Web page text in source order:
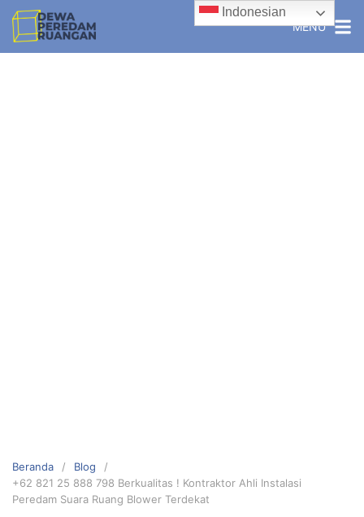
MENU
Beranda
Blog
+62 821 25 888 798 Berkualitas ! Kontraktor Ahli Instalasi
Peredam Suara Ruang Blower Terdekat
Indonesian